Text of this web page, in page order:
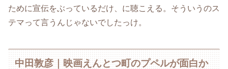
ために宣伝をぶっているだけ、に聴こえる。そういうのス
テマって言うんじゃないでしたっけ。
中田敦彦｜映画えんとつ町のプペルが面白か